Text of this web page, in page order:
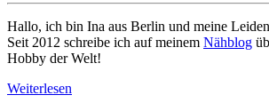
Hallo, ich bin Ina aus Berlin und meine
Seit 2012 schreibe ich auf meinem Nähblog
Hobby der Welt!
Weiterlesen